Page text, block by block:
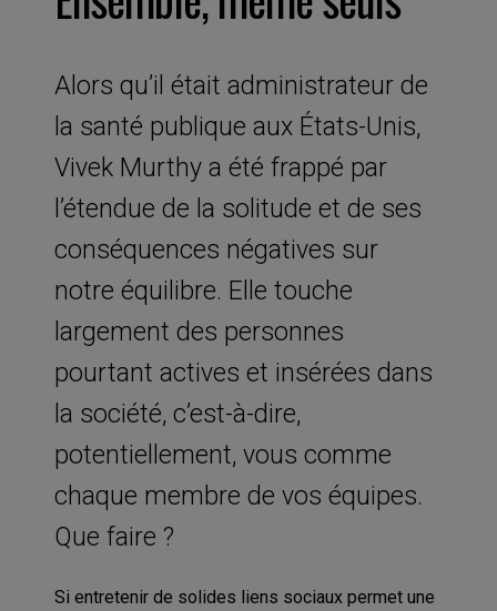
Alors qu’il était administrateur de
la santé publique aux États-Unis,
Vivek Murthy a été frappé par
l’étendue de la solitude et de ses
conséquences négatives sur
notre équilibre. Elle touche
largement des personnes
pourtant actives et insérées dans
la société, c’est-à-dire,
potentiellement, vous comme
chaque membre de vos équipes.
Que faire ?
Si entretenir de solides liens sociaux permet une